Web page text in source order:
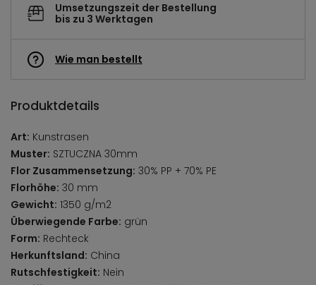
Umsetzungszeit der Bestellung
bis zu 3 Werktagen
Wie man bestellt
Produktdetails
Art: Kunstrasen
Muster: SZTUCZNA 30mm
Flor Zusammensetzung: 30% PP + 70% PE
Florhöhe: 30 mm
Gewicht: 1350 g/m2
Überwiegende Farbe: grün
Form: Rechteck
Herkunftsland: China
Rutschfestigkeit: Nein